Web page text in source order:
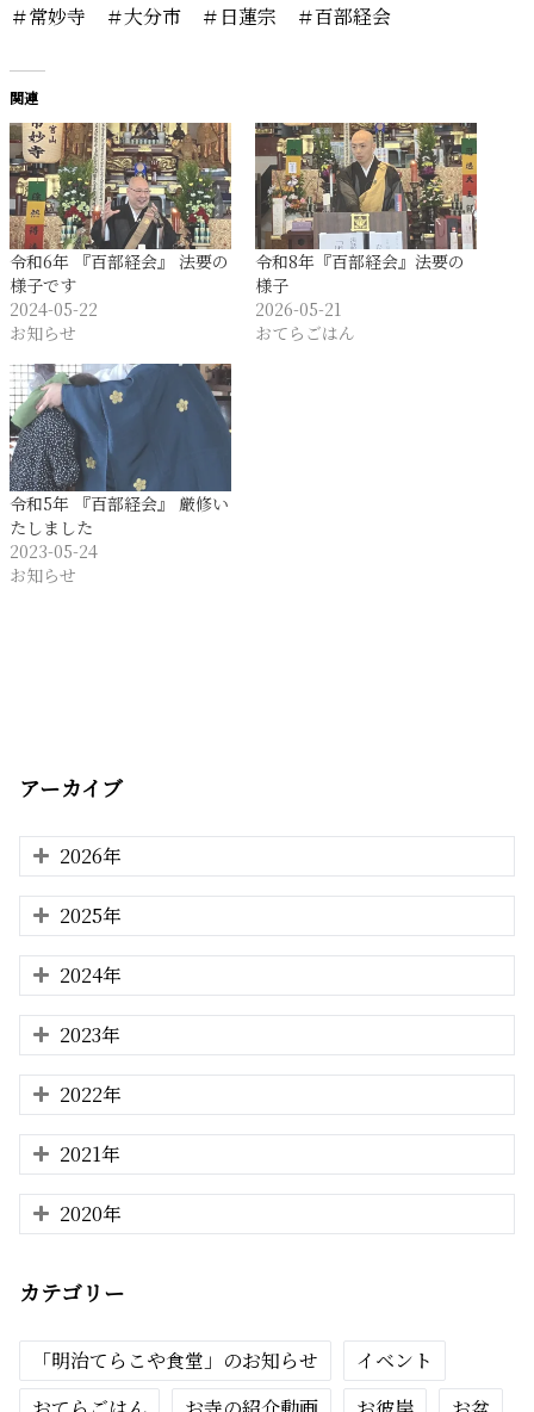
＃常妙寺 ＃大分市 ＃日蓮宗 ＃百部経会
関連
令和6年 『百部経会』 法要の
様子です
2024-05-22
お知らせ
令和8年『百部経会』法要の
様子
2026-05-21
おてらごはん
令和5年 『百部経会』 厳修い
たしました
2023-05-24
お知らせ
アーカイブ
2026年
2025年
2024年
2023年
2022年
2021年
2020年
カテゴリー
「明治てらこや食堂」のお知らせ
イベント